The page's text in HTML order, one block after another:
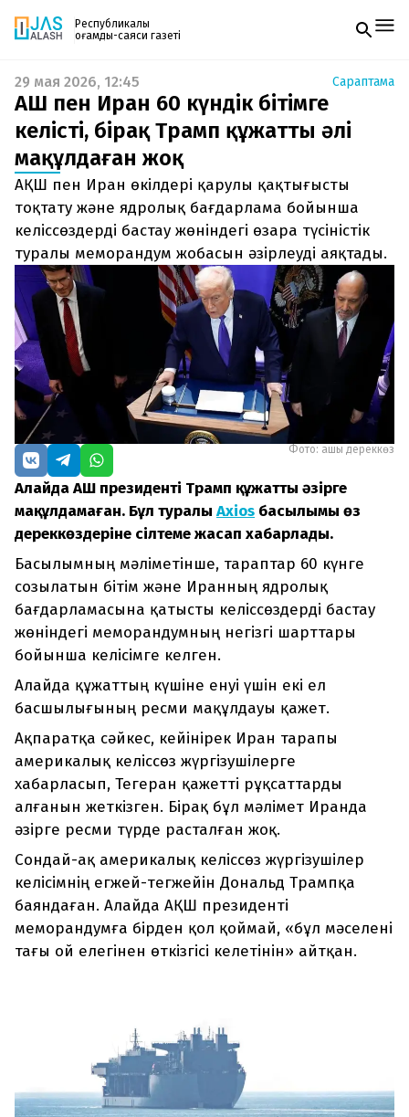
Республикалық
қоғамдық-саяси газеті
Жаңалықтар
Спорт
Live
Руханият
Аймақ
Архив
Заң және тәртіп
Редакциямен байланыс
+7 708 604 51 06
Жарнама бөлімі
+7 701 220 64 52
Пошта
zhasalash100@gmail.com
Газетке жазылу
PDF форматтағы газетті ай сайын электронды
поштаңызға алып отырыңыз. Жаңа нөмір
шыққан сәтте сізге бірден жіберіледі. Тек email
енгізіңіз, біз қалғанын өзіміз жібереміз.
29 мая 2026, 12:45 Сараптама
АҚШ пен Иран 60 күндік бітімге
келісті, бірақ Трамп құжатты әлі
мақұлдаған жоқ
АҚШ пен Иран өкілдері қарулы қақтығысты
тоқтату және ядролық бағдарлама бойынша
келіссөздерді бастау жөніндегі өзара түсіністік
туралы меморандум жобасын әзірлеуді аяқтады.
Фото: ашық дереккөз
Алайда АҚШ президенті Трамп құжатты әзірге
мақұлдамаған. Бұл туралы Axios басылымы өз
дереккөздеріне сілтеме жасап хабарлады.
Басылымның мәліметінше, тараптар 60 күнге
созылатын бітім және Иранның ядролық
бағдарламасына қатысты келіссөздерді бастау
жөніндегі меморандумның негізгі шарттары
бойынша келісімге келген.
Алайда құжаттың күшіне енуі үшін екі ел
басшылығының ресми мақұлдауы қажет.
Ақпаратқа сәйкес, кейінірек Иран тарапы
америкалық келіссөз жүргізушілерге
хабарласып, Тегеран қажетті рұқсаттарды
алғанын жеткізген. Бірақ бұл мәлімет Иранда
әзірге ресми түрде расталған жоқ.
Сондай-ақ америкалық келіссөз жүргізушілер
келісімнің егжей-тегжейін Дональд Трампқа
баяндаған. Алайда АҚШ президенті
меморандумға бірден қол қоймай, «бұл мәселені
тағы ой елегінен өткізгісі келетінін» айтқан.